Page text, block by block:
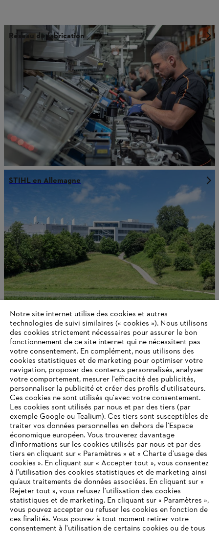
Réseau de fabrication
STIHL en Allemagne
Historique des produits
Informations pour les fournisseurs
Produits
Contact
Carrière
Système d'alerte
Notre site internet utilise des cookies et autres
technologies de suivi similaires (« cookies »). Nous utilisons
des cookies strictement nécessaires pour assurer le bon
fonctionnement de ce site internet qui ne nécessitent pas
votre consentement. En complément, nous utilisons des
cookies statistiques et de marketing pour optimiser votre
navigation, proposer des contenus personnalisés, analyser
votre comportement, mesurer l'efficacité des publicités,
personnaliser la publicité et créer des profils d'utilisateurs.
Ces cookies ne sont utilisés qu'avec votre consentement.
Les cookies sont utilisés par nous et par des tiers (par
exemple Google ou Tealium). Ces tiers sont susceptibles de
traiter vos données personnelles en dehors de l'Espace
économique européen. Vous trouverez davantage
d’informations sur les cookies utilisés par nous et par des
tiers en cliquant sur « Paramètres » et « Charte d’usage des
cookies ». En cliquant sur « Accepter tout », vous consentez
à l'utilisation des cookies statistiques et de marketing ainsi
qu’aux traitements de données associées. En cliquant sur «
Rejeter tout », vous refusez l'utilisation des cookies
statistiques et de marketing. En cliquant sur « Paramètres »,
vous pouvez accepter ou refuser les cookies en fonction de
ces finalités. Vous pouvez à tout moment retirer votre
consentement à l'utilisation de certains cookies ou de tous